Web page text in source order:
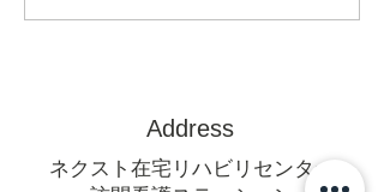
Address
ネクスト在宅リハビリセンター